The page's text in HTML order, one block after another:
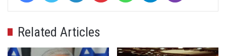
Related Articles